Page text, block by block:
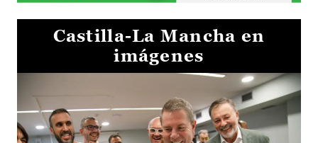
Castilla-La Mancha en
imágenes